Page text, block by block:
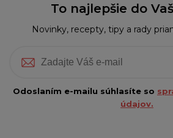
To najlepšie do
Novinky, recepty, tipy a rady
Odoslaním e-mailu súhlasíte so
údajov.